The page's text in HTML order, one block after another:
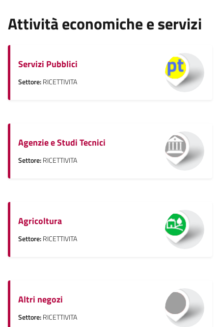
Attività economiche e servizi
Servizi Pubblici
Settore:RICETTIVITA
Agenzie e Studi Tecnici
Settore:RICETTIVITA
Agricoltura
Settore:RICETTIVITA
Altri negozi
Settore:RICETTIVITA